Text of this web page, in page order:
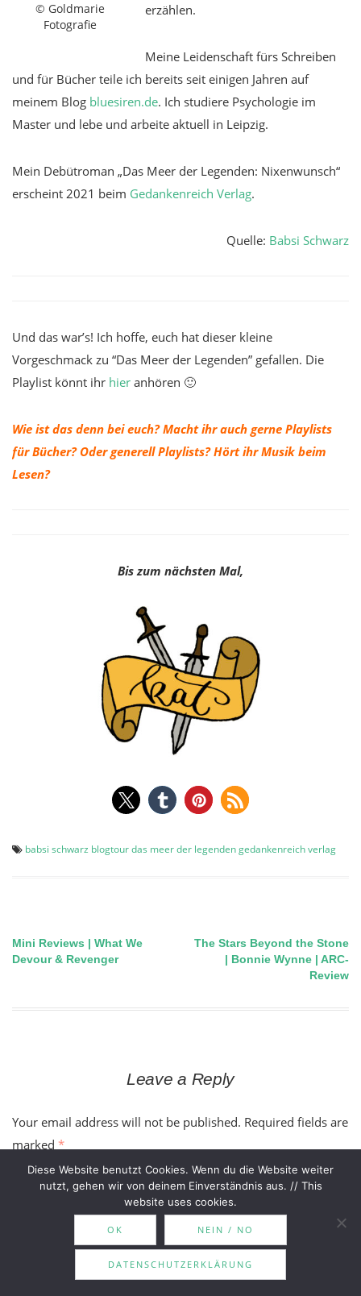
© Goldmarie
Fotografie
erzählen.
Meine Leidenschaft fürs Schreiben
und für Bücher teile ich bereits seit einigen Jahren auf
meinem Blog bluesiren.de. Ich studiere Psychologie im
Master und lebe und arbeite aktuell in Leipzig.
Mein Debütroman „Das Meer der Legenden: Nixenwunsch“
erscheint 2021 beim Gedankenreich Verlag.
Quelle: Babsi Schwarz
Und das war’s! Ich hoffe, euch hat dieser kleine
Vorgeschmack zu “Das Meer der Legenden” gefallen. Die
Playlist könnt ihr hier anhören 🙂
Wie ist das denn bei euch? Macht ihr auch gerne Playlists
für Bücher? Oder generell Playlists? Hört ihr Musik beim
Lesen?
Bis zum nächsten Mal,
babsi schwarz blogtourdas meer der legendengedankenreich verlag
Post
Mini Reviews | What We
Devour & Revenger
The Stars Beyond the Stone
| Bonnie Wynne | ARC-
Review
Leave a Reply
Your email address will not be published. Required fields are
marked *
Comment*
Diese Website benutzt Cookies. Wenn du die Website weiter
nutzt, gehen wir von deinem Einverständnis aus. // This
website uses cookies.
OK NEIN / NO
DATENSCHUTZERKLÄRUNG